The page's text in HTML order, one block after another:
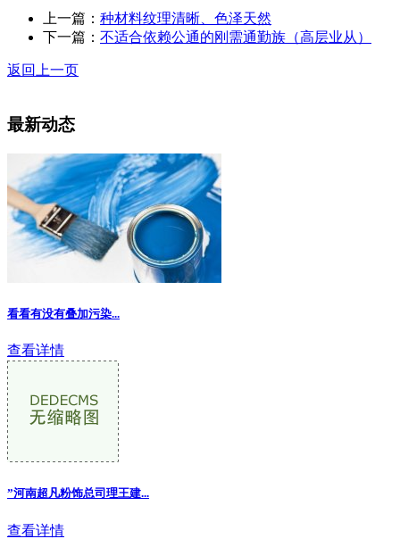
上一篇： 种材料纹理清晰、色泽天然
下一篇： 不适合依赖公通的刚需通勤族（高层业从）
返回上一页
最新动态
看看有没有叠加污染...
查看详情
”河南超凡粉饰总司理王建...
查看详情